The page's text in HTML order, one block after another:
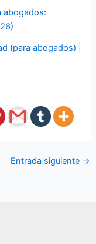
abogados:
(para abogados) |
Entrada siguiente →